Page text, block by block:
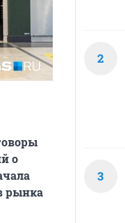
о
рынка
2
3